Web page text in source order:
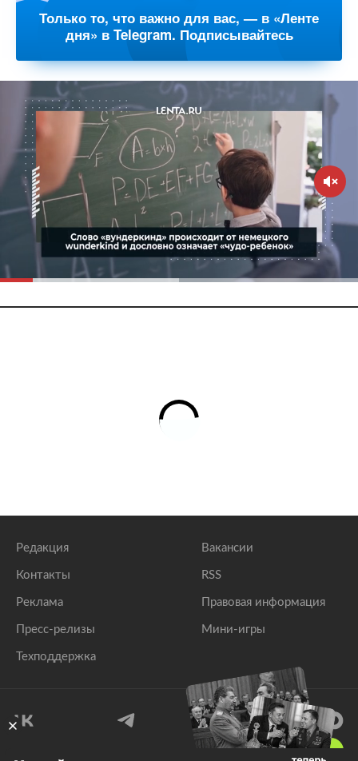
Только то, что важно для вас, — в «Ленте
дня» в Telegram. Подписывайтесь
Редакция
Контакты
Реклама
Пресс-релизы
Техподдержка
Вакансии
RSS
Правовая информация
Мини-игры